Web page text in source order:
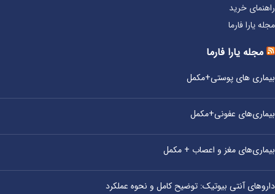
راهنمای خرید
مجله یارا فارما
مجله یارا فارما
بیماری‌ های پوستی+مکمل
بیماری‌های عفونی+مکمل
بیماری‌های مغز و اعصاب + مکمل
داروهای آنتی‌ بیوتیک: توضیح کامل و نحوه عملکرد